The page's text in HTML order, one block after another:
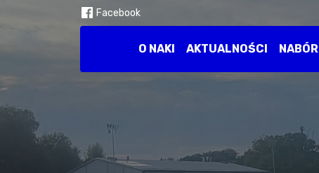
Facebook
O NAKI AKTUALNOŚCI NABÓR